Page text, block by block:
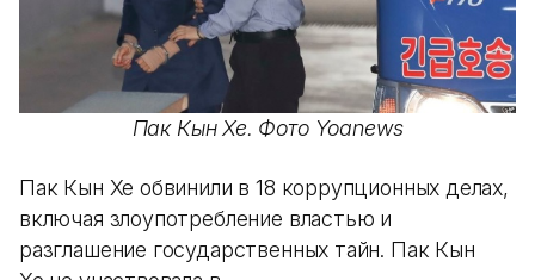
Пак Кын Хе. Фото Yoanews
Пак Кын Хе обвинили в 18 коррупционных делах,
включая злоупотребление властью и
разглашение государственных тайн. Пак Кын